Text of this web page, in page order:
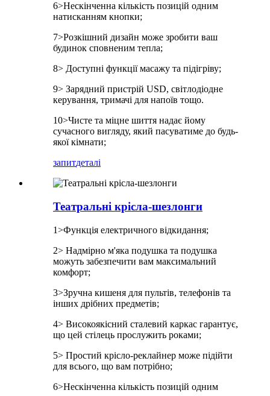
6>Нескінченна кількість позицій одним
натисканням кнопки;
7>Розкішний дизайн може зробити ваш
будинок сповненим тепла;
8> Доступні функції масажу та підігріву;
9> Зарядний пристрій USD, світлодіодне
керування, тримачі для напоїв тощо.
10>Чисте та міцне шиття надає йому
сучасного вигляду, який пасуватиме до будь-
якої кімнати;
запитдеталі
Театральні крісла-шезлонги
1>Функція електричного відкидання;
2> Надмірно м'яка подушка та подушка
можуть забезпечити вам максимальний
комфорт;
3>Зручна кишеня для пультів, телефонів та
інших дрібних предметів;
4> Високоякісний сталевий каркас гарантує,
що цей стілець прослужить роками;
5> Простий крісло-реклайнер може підійти
для всього, що вам потрібно;
6>Нескінченна кількість позицій одним